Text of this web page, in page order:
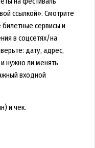
ссылкой». Смотрите
билетные сервисы и
в соцсетях/на
дату, адрес,
нужно ли менять
входной
и чек.